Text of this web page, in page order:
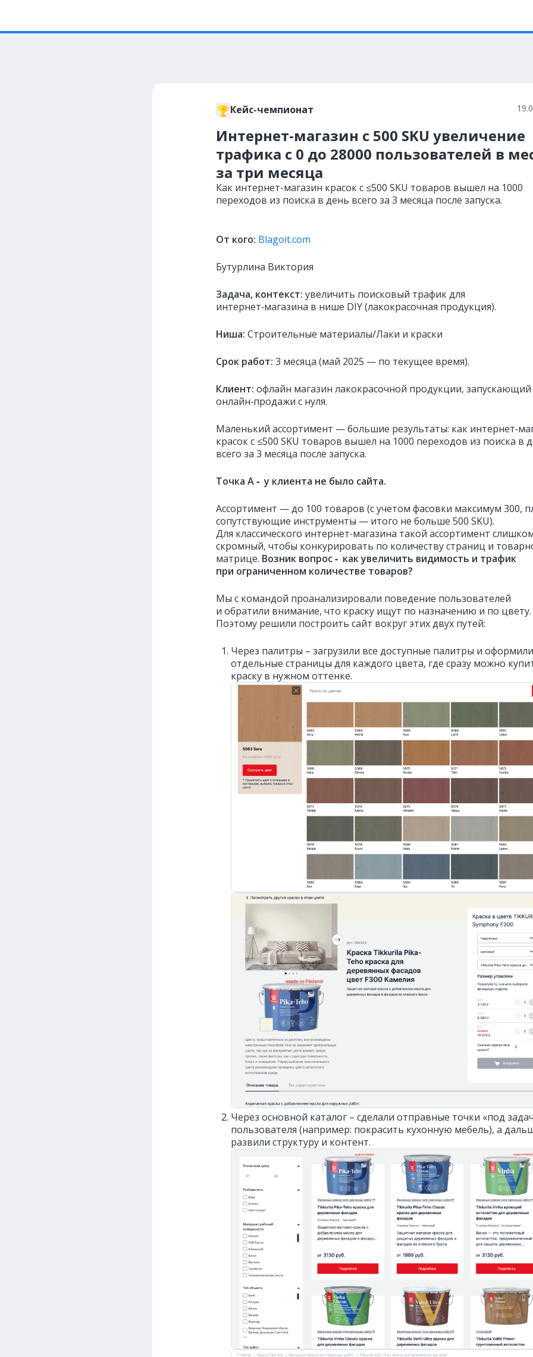
Кейс-чемпионат
Интернет-магазин с 500 SKU увеличение
трафика с 0 до 28000 пользователей в
за три месяца
Как интернет-магазин красок с ≤500 SKU товаров вышел на 1000
переходов из поиска в день всего за 3 месяца после запуска.
От кого: Blagoit.com
Бутурлина Виктория
Задача, контекст: увеличить поисковый трафик для
интернет‑магазина в нише DIY (лакокрасочная продукция).
Ниша: Строительные материалы/Лаки и краски
Срок работ: 3 месяца (май 2025 — по текущее время).
Клиент: офлайн магазин лакокрасочной продукции, запускающий
онлайн‑продажи с нуля.
Маленький ассортимент — большие результаты: как
красок с ≤500 SKU товаров вышел на 1000 переходов из поиска в
всего за 3 месяца после запуска.
Точка А ‑ у клиента не было сайта.
Ассортимент — до 100 товаров (с учетом фасовки максимум 300,
сопутствующие инструменты — итого не больше 500 SKU).
Для классического интернет‑магазина такой ассортимент
скромный, чтобы конкурировать по количеству страниц и
матрице. Возник вопрос ‑ как увеличить видимость и трафик
при ограниченном количестве товаров?
Мы с командой проанализировали поведение пользователей
и обратили внимание, что краску ищут по назначению и по цвету.
Поэтому решили построить сайт вокруг этих двух путей:
Через палитры – загрузили все доступные палитры и оформили
отдельные страницы для каждого цвета, где сразу можно
краску в нужном оттенке.
Через основной каталог – сделали отправные точки «под
пользователя (например: покрасить кухонную мебель), а
развили структуру и контент.